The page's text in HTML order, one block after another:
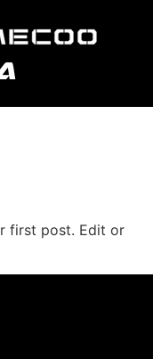
first post. Edit or